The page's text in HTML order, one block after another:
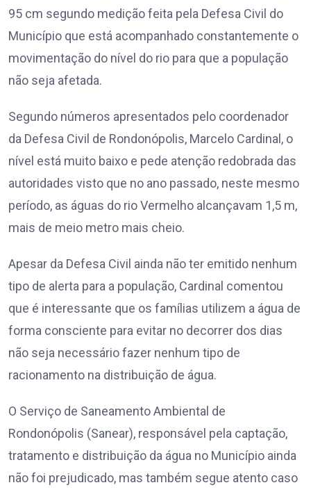
95 cm segundo medição feita pela Defesa Civil do
Município que está acompanhado constantemente o
movimentação do nível do rio para que a população
não seja afetada.
Segundo números apresentados pelo coordenador
da Defesa Civil de Rondonópolis, Marcelo Cardinal, o
nível está muito baixo e pede atenção redobrada das
autoridades visto que no ano passado, neste mesmo
período, as águas do rio Vermelho alcançavam 1,5 m,
mais de meio metro mais cheio.
Apesar da Defesa Civil ainda não ter emitido nenhum
tipo de alerta para a população, Cardinal comentou
que é interessante que os famílias utilizem a água de
forma consciente para evitar no decorrer dos dias
não seja necessário fazer nenhum tipo de
racionamento na distribuição de água.
O Serviço de Saneamento Ambiental de
Rondonópolis (Sanear), responsável pela captação,
tratamento e distribuição da água no Município ainda
não foi prejudicado, mas também segue atento caso